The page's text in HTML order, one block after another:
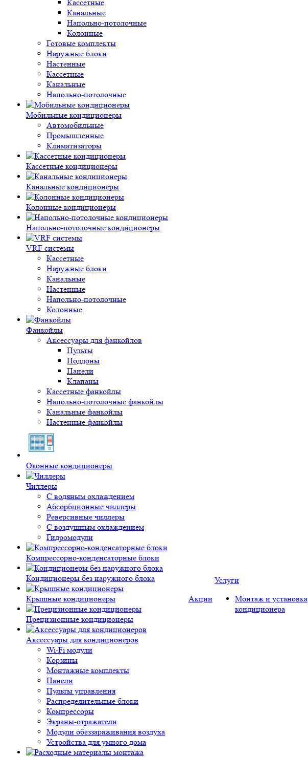
Кассетные
Канальные
Напольно-потолочные
Колонные
Готовые комплекты
Наружные блоки
Настенные
Кассетные
Канальные
Напольно-потолочные
Мобильные кондиционеры
Автомобильные
Промышленные
Климатизаторы
Кассетные кондиционеры
Канальные кондиционеры
Колонные кондиционеры
Напольно-потолочные кондиционеры
VRF системы
Кассетные
Наружные блоки
Канальные
Настенные
Напольно-потолочные
Колонные
Фанкойлы
Аксессуары для фанкойлов
Пульты
Поддоны
Панели
Клапаны
Кассетные фанкойлы
Напольно-потолочные фанкойлы
Канальные фанкойлы
Настенные фанкойлы
Оконные кондиционеры
Чиллеры
С водяным охлаждением
Абсорбционные чиллеры
Реверсивные чиллеры
С воздушным охлаждением
Гидромодули
Компрессорно-конденсаторные блоки
Кондиционеры без наружного блока
Крышные кондиционеры
Прецизионные кондиционеры
Аксессуары для кондиционеров
Wi-Fi модули
Корзины
Монтажные комплекты
Панели
Пульты управления
Распределительные блоки
Компрессоры
Экраны-отражатели
Модули обеззараживания воздуха
Устройства для умного дома
Акции
Услуги
Монтаж и установка
кондиционера